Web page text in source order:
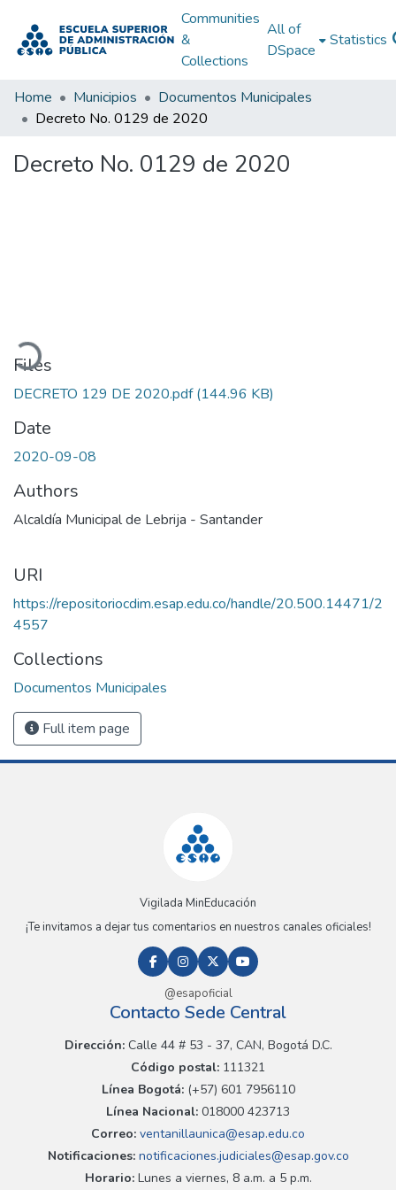
Communities
&
Collections
All of
DSpace
Statistics
Home Municipios
Documentos Municipales
Decreto No. 0129 de 2020
Decreto No. 0129 de 2020
Files
DECRETO 129 DE 2020.pdf(144.96 KB)
Date
2020-09-08
Authors
Alcaldía Municipal de Lebrija - Santander
URI
https://repositoriocdim.esap.edu.co/handle/20.500.14471/2
4557
Collections
Documentos Municipales
Full item page
Vigilada MinEducación
¡Te invitamos a dejar tus comentarios en nuestros canales oficiales!
@esapoficial
Contacto Sede Central
Dirección:Calle 44 # 53 - 37, CAN, Bogotá D.C.
Código postal: 111321
Línea Bogotá:(+57) 601 7956110
Línea Nacional: 018000 423713
Correo: ventanillaunica@esap.edu.co
Notificaciones:notificaciones.judiciales@esap.gov.co
Horario:Lunes a viernes, 8 a.m. a 5 p.m.